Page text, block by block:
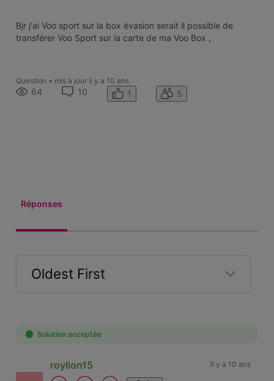
Bjr j'ai Voo sport sur la box évasion serait il possible de
transférer Voo Sport sur la carte de ma Voo Box ,
Question • mis à jour il y a 10 ans
64 10 1 5
Réponses
Oldest First
First
Solution acceptée
roylion15 il y a 10 ans